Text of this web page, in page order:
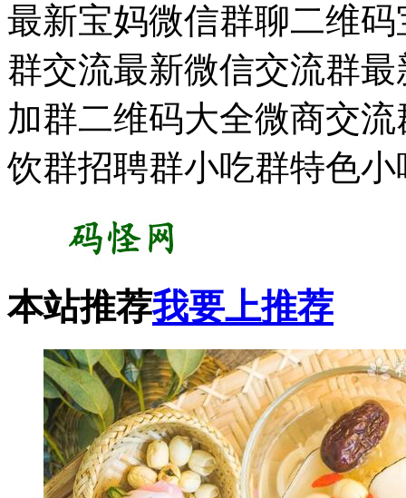
最新宝妈微信群聊二维
群交流最新微信交流群
加群二维码大全微商交
饮群招聘群小吃群特色
本站推荐我要上推荐